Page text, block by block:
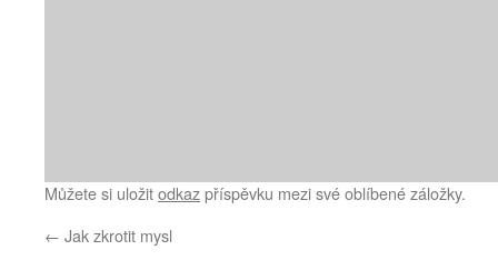
Můžete si uložitodkazpříspěvku mezi své oblíbené záložky.
← Jak zkrotit mysl